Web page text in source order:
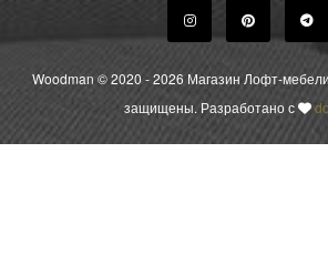
Woodman © 2020 - 2026 Магазин Лофт-
защищены. Разработано с